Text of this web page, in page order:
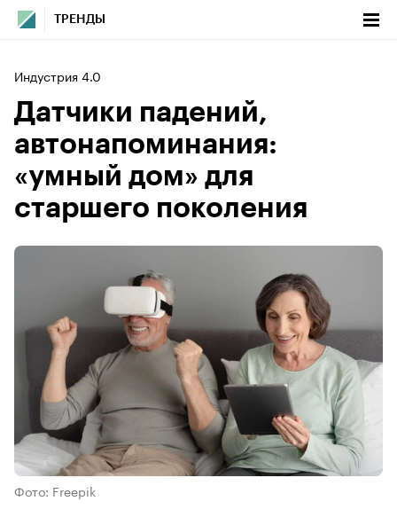
ТРЕНДЫ
Индустрия 4.0
Датчики падений,
автонапоминания:
«умный дом» для
старшего поколения
Фото: Freepik